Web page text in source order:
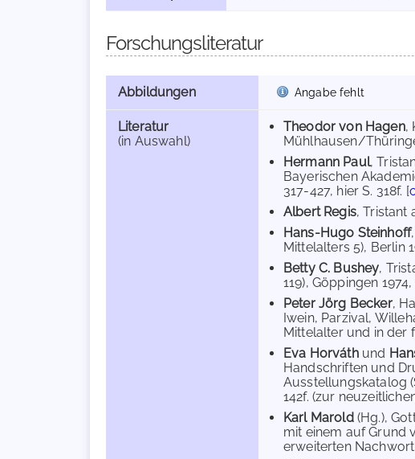
Forschungsliteratur
Abbildungen Angabe fehlt
Literatur
(in Auswahl)
Theodor von Hagen,
Mühlhausen/
Hermann Paul,
Bayerischen
317-427, hier S. 318f. [
Albert Regis, Tristant
Hans-Hugo Steinhoff
Mittelalters 5), Berlin
Betty C. Bushey,
119), Göppingen
Peter Jörg Becker,
Iwein, Parzival,
Mittelalter und in der
Eva Horváthund
Handschriften und
Ausstellungskatalog
142f. (zur
Karl Marold (Hg.),
mit einem auf Grund
erweiterten Nachwort